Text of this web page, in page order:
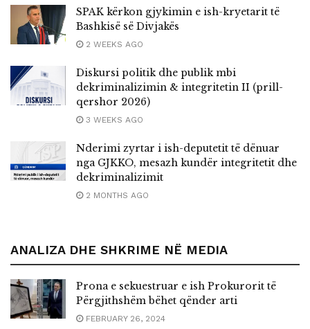
SPAK kërkon gjykimin e ish-kryetarit të
Bashkisë së Divjakës
2 WEEKS AGO
Diskursi politik dhe publik mbi
dekriminalizimin & integritetin II (prill-
qershor 2026)
3 WEEKS AGO
Nderimi zyrtar i ish-deputetit të dënuar
nga GJKKO, mesazh kundër integritetit dhe
dekriminalizimit
2 MONTHS AGO
ANALIZA DHE SHKRIME NË MEDIA
Prona e sekuestruar e ish Prokurorit të
Përgjithshëm bëhet qënder arti
FEBRUARY 26, 2024